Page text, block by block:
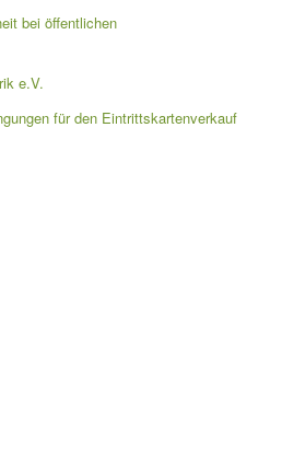
bei öffentlichen
e.V.
für den Eintrittskartenverkauf